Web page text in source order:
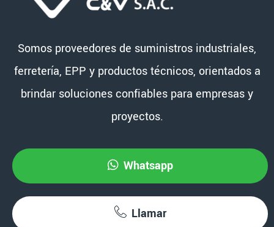
Somos proveedores de suministros industriales,
ferretería, EPP y productos técnicos, orientados a
brindar soluciones confiables para empresas y
proyectos.
Whatsapp
Llamar